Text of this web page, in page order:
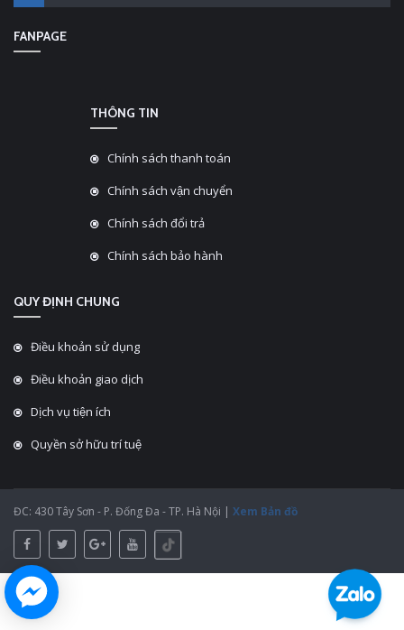
FANPAGE
THÔNG TIN
Chính sách thanh toán
Chính sách vận chuyển
Chính sách đổi trả
Chính sách bảo hành
QUY ĐỊNH CHUNG
Điều khoản sử dụng
Điều khoản giao dịch
Dịch vụ tiện ích
Quyền sở hữu trí tuệ
ĐC: 430 Tây Sơn - P. Đống Đa - TP. Hà Nội | Xem Bản đồ